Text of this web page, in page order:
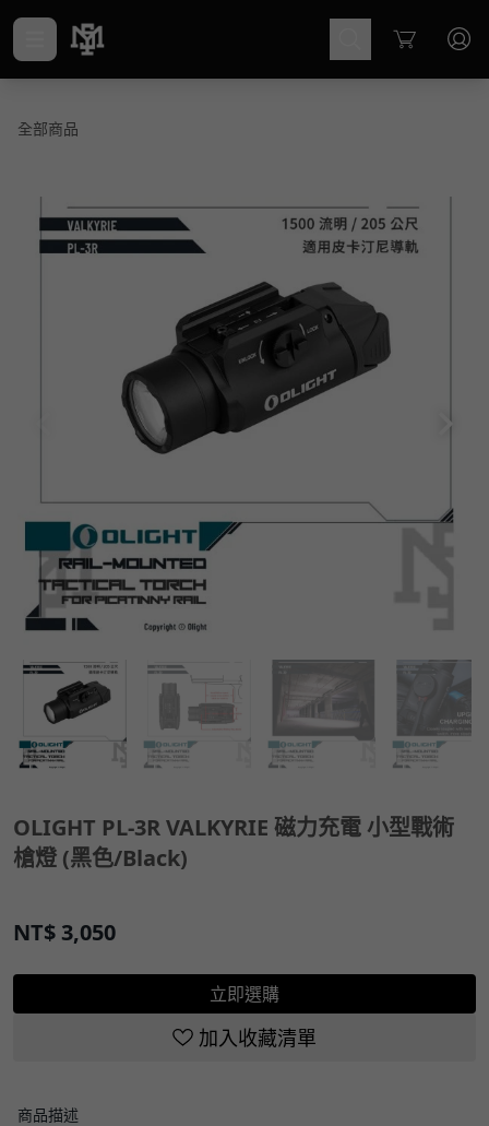
Cart
全部商品
OLIGHT PL-3R VALKYRIE 磁力充電 小型戰術
槍燈 (黑色/Black)
NT$ 3,050
立即選購
加入收藏清單
商品描述